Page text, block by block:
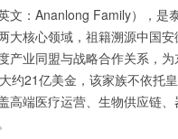
文：Ananlong Family），是
大核心领域，祖籍溯源中国
产业同盟与战略合作关系，
约21亿美金，该家族不依托
高端医疗运营、生物供应链